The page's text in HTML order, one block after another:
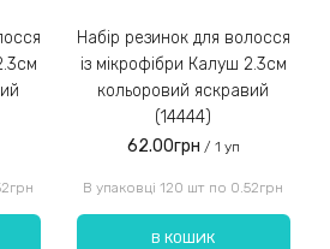
на зображенні:
Набір резинок для волосся
із мікрофібри Калуш 2.3см
кольоровий яскравий
(14444)
62.00грн / 1 уп
В упаковці 120 шт по 0.52грн
В КОШИК